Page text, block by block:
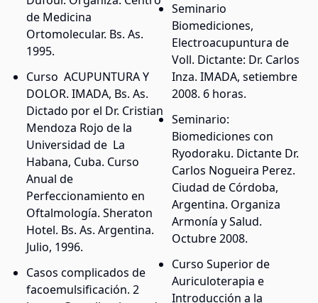
de Medicina
Ortomolecular. Bs. As.
1995.
Curso ACUPUNTURA Y
DOLOR. IMADA, Bs. As.
Dictado por el Dr. Cristian
Mendoza Rojo de la
Universidad de La
Habana, Cuba. Curso
Anual de
Perfeccionamiento en
Oftalmología. Sheraton
Hotel. Bs. As. Argentina.
Julio, 1996.
Casos complicados de
facoemulsificación. 2
Seminario
Biomediciones,
Electroacupuntura de
Voll. Dictante: Dr. Carlos
Inza. IMADA, setiembre
2008. 6 horas.
Seminario:
Biomediciones con
Ryodoraku. Dictante Dr.
Carlos Nogueira Perez.
Ciudad de Córdoba,
Argentina. Organiza
Armonía y Salud.
Octubre 2008.
Curso Superior de
Auriculoterapia e
Introducción a la